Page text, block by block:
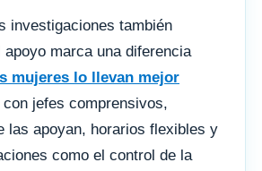
investigaciones también
apoyo marca una diferencia
mujeres lo llevan mejor
jefes comprensivos,
las apoyan, horarios flexibles y
como el control de la